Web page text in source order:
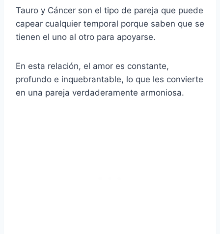
Tauro y Cáncer son el tipo de pareja que puede
capear cualquier temporal porque saben que se
tienen el uno al otro para apoyarse.
En esta relación, el amor es constante,
profundo e inquebrantable, lo que les convierte
en una pareja verdaderamente armoniosa.